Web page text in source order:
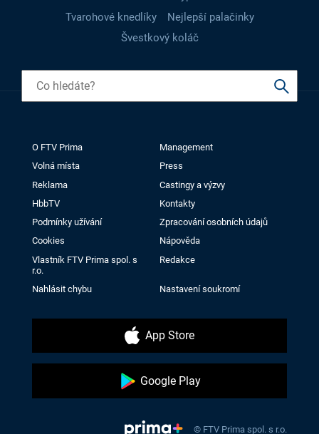
Tvarohové knedlíky
Nejlepší palačinky
Švestkový koláč
O FTV Prima
Management
Volná místa
Press
Reklama
Castingy a výzvy
HbbTV
Kontakty
Podmínky užívání
Zpracování osobních údajů
Cookies
Nápověda
Vlastník FTV Prima spol. s
r.o.
Redakce
Nahlásit chybu Nastavení soukromí
App Store
Google Play
© FTV Prima spol. s r.o.